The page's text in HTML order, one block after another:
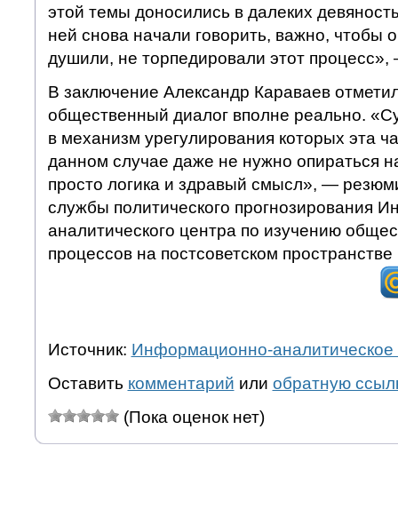
этой темы доносились в далеких
ней снова начали говорить, важно, чтобы
душили, не торпедировали этот процесс»,
В заключение Александр Караваев
общественный диалог вполне реально.
в механизм урегулирования которых эта
данном случае даже не нужно опираться
просто логика и здравый смысл», —
службы политического прогнозирования
аналитического центра по изучению
процессов на постсоветском
Источник: Информационно-аналитическое
Оставить комментарий или обратную
(Пока оценок нет)